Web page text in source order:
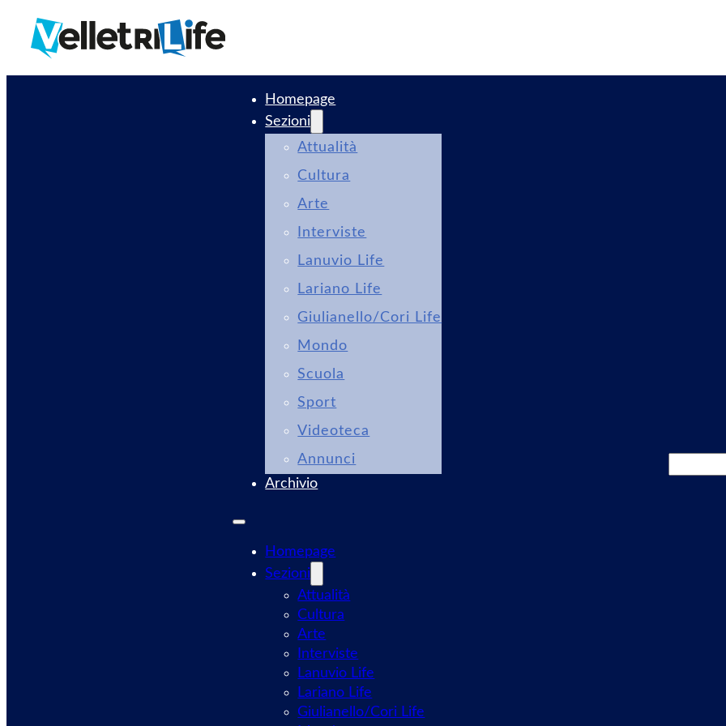
Homepage
Sezioni
Attualità
Cultura
Arte
Interviste
Lanuvio Life
Lariano Life
Giulianello/Cori Life
Mondo
Scuola
Sport
Videoteca
Annunci
Archivio
Homepage
Sezioni
Attualità
Cultura
Arte
Interviste
Lanuvio Life
Lariano Life
Giulianello/Cori Life